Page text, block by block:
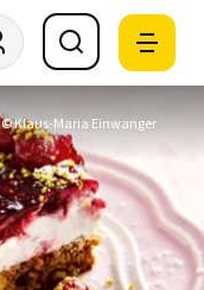
© Klaus-Maria Einwanger